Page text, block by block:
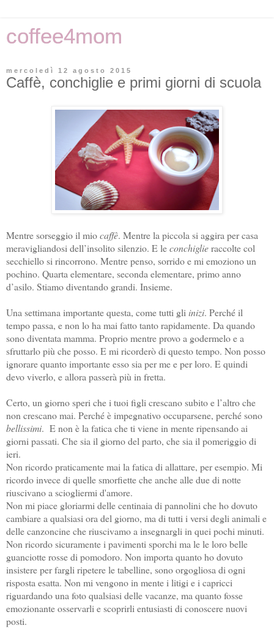
coffee4mom
mercoledì 12 agosto 2015
Caffè, conchiglie e primi giorni di scuola
Mentre sorseggio il miocaffè. Mentre la piccola si aggira per casa
meravigliandosi dell’insolito silenzio. E leconchiglieraccolte col
secchiello si rincorrono. Mentre penso, sorrido e mi emoziono un
pochino. Quarta elementare, seconda elementare, primo anno
d’asilo. Stiamo diventando grandi. Insieme.
Una settimana importante questa, come tutti gli inizi. Perché il
tempo passa, e non lo ha mai fatto tanto rapidamente. Da quando
sono diventata mamma. Proprio mentre provo a godermelo e a
sfruttarlo più che posso. E mi ricorderò di questo tempo. Non posso
ignorare quanto importante esso sia per me e per loro. E quindi
devo viverlo, e allora passerà più in fretta.
Certo, un giorno speri che i tuoi figli crescano subito e l’altro che
non crescano mai. Perché è impegnativo occuparsene, perché sono
bellissimi. E non è la fatica che ti viene in mente ripensando ai
giorni passati. Che sia il giorno del parto, che sia il pomeriggio di
ieri.
Non ricordo praticamente mai la fatica di allattare, per esempio. Mi
ricordo invece di quelle smorfiette che anche alle due di notte
riuscivano a sciogliermi d'amore.
Non mi piace gloriarmi delle centinaia di pannolini che ho dovuto
cambiare a qualsiasi ora del giorno, ma di tutti i versi degli animali e
delle canzoncine che riuscivamo a insegnargli in quei pochi minuti.
Non ricordo sicuramente i pavimenti sporchi ma le le loro belle
guanciotte rosse di pomodoro. Non importa quanto ho dovuto
insistere per fargli ripetere le tabelline, sono orgogliosa di ogni
risposta esatta. Non mi vengono in mente i litigi e i capricci
riguardando una foto qualsiasi delle vacanze, ma quanto fosse
emozionante osservarli e scoprirli entusiasti di conoscere nuovi
posti.